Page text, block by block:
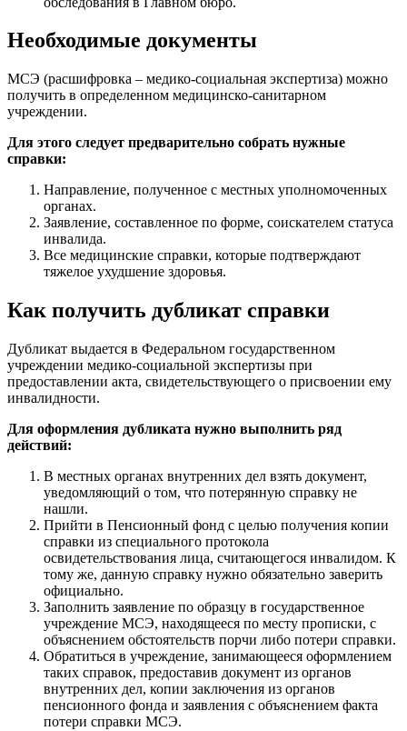
Необходимые документы
МСЭ (расшифровка – медико-социальная экспертиза) можно
получить в определенном медицинско-санитарном
учреждении.
Для этого следует предварительно собрать нужные
справки:
Направление, полученное с местных уполномоченных
органах.
Заявление, составленное по форме, соискателем статуса
инвалида.
Все медицинские справки, которые подтверждают
тяжелое ухудшение здоровья.
Как получить дубликат справки
Дубликат выдается в Федеральном государственном
учреждении медико-социальной экспертизы при
предоставлении акта, свидетельствующего о присвоении ему
инвалидности.
Для оформления дубликата нужно выполнить ряд
действий:
В местных органах внутренних дел взять документ,
уведомляющий о том, что потерянную справку не
нашли.
Прийти в Пенсионный фонд с целью получения копии
справки из специального протокола
освидетельствования лица, считающегося инвалидом. К
тому же, данную справку нужно обязательно заверить
официально.
Заполнить заявление по образцу в государственное
учреждение МСЭ, находящееся по месту прописки, с
объяснением обстоятельств порчи либо потери справки.
Обратиться в учреждение, занимающееся оформлением
таких справок, предоставив документ из органов
внутренних дел, копии заключения из органов
пенсионного фонда и заявления с объяснением факта
потери справки МСЭ.